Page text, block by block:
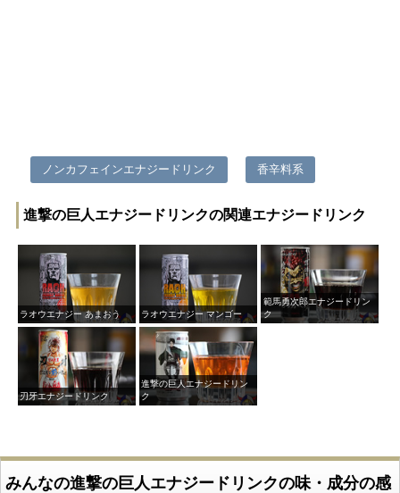
ノンカフェインエナジードリンク 香辛料系
進撃の巨人エナジードリンクの関連エナジードリンク
ラオウエナジー あまおう ラオウエナジー マンゴー
範馬勇次郎エナジードリン
ク
刃牙エナジードリンク
進撃の巨人エナジードリン
ク
みんなの進撃の巨人エナジードリンクの味・成分の感